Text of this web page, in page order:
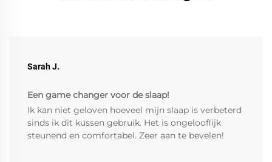
Sarah J.
Een game changer voor de slaap!
Ik kan niet geloven hoeveel mijn slaap is verbeterd
sinds ik dit kussen gebruik. Het is ongelooflijk
steunend en comfortabel. Zeer aan te bevelen!